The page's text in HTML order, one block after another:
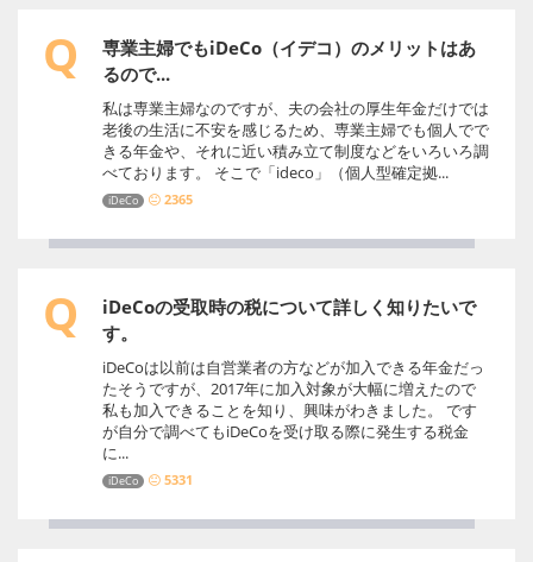
Q
専業主婦でもiDeCo（イデコ）のメリットはあ
るので...
私は専業主婦なのですが、夫の会社の厚生年金だけでは
老後の生活に不安を感じるため、専業主婦でも個人でで
きる年金や、それに近い積み立て制度などをいろいろ調
べております。 そこで「ideco」（個人型確定拠...
iDeCo 2365
Q
iDeCoの受取時の税について詳しく知りたいで
す。
iDeCoは以前は自営業者の方などが加入できる年金だっ
たそうですが、2017年に加入対象が大幅に増えたので
私も加入できることを知り、興味がわきました。 です
が自分で調べてもiDeCoを受け取る際に発生する税金
に...
iDeCo 5331